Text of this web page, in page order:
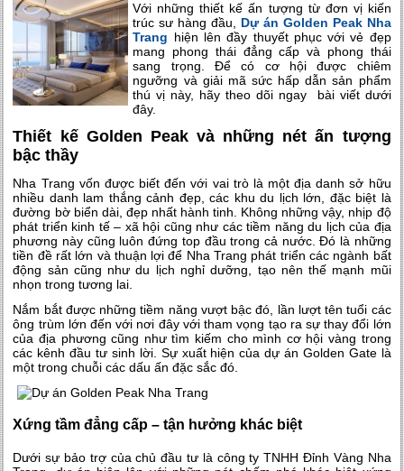
Với những thiết kế ấn tượng từ đơn vị kiến
trúc sư hàng đầu, Dự án Golden Peak Nha
Trang hiện lên đầy thuyết phục với vẻ đẹp
mang phong thái đẳng cấp và phong thái
sang trọng. Để có cơ hội được chiêm
ngưỡng và giải mã sức hấp dẫn sản phẩm
thú vị này, hãy theo dõi ngay bài viết dưới
đây.
Thiết kế Golden Peak và những nét ấn tượng
bậc thầy
Nha Trang vốn được biết đến với vai trò là một địa danh sở hữu
nhiều danh lam thắng cảnh đẹp, các khu du lịch lớn, đặc biệt là
đường bờ biển dài, đẹp nhất hành tinh. Không những vậy, nhịp độ
phát triển kinh tế – xã hội cũng như các tiềm năng du lịch của địa
phương này cũng luôn đứng top đầu trong cả nước. Đó là những
tiền đề rất lớn và thuận lợi để Nha Trang phát triển các ngành bất
động sản cũng như du lịch nghỉ dưỡng, tạo nên thế mạnh mũi
nhọn trong tương lai.
Nắm bắt được những tiềm năng vượt bậc đó, lần lượt tên tuổi các
ông trùm lớn đến với nơi đây với tham vọng tạo ra sự thay đổi lớn
của địa phương cũng như tìm kiếm cho mình cơ hội vàng trong
các kênh đầu tư sinh lời. Sự xuất hiện của dự án Golden Gatelà
một trong chuỗi các dấu ấn đặc sắc đó.
Xứng tầm đẳng cấp – tận hưởng khác biệt
Dưới sự bảo trợ của chủ đầu tư là công ty TNHH Đỉnh Vàng Nha